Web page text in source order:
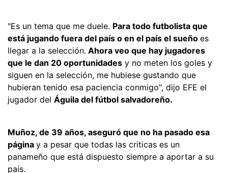
"Es un tema que me duele. Para todo futbolista que
está jugando fuera del país o en el país el sueño es
llegar a la selección. Ahora veo que hay jugadores
que le dan 20 oportunidades y no meten los goles y
siguen en la selección, me hubiese gustando que
hubieran tenido esa paciencia conmigo", dijo EFE el
jugador del Águila del fútbol salvadoreño.
Muñoz, de 39 años, aseguró que no ha pasado esa
página y a pesar que todas las criticas es un
panameño que está dispuesto siempre a aportar a su
país.